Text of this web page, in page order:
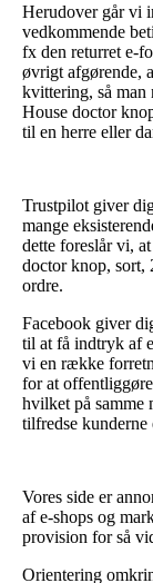
Herudover går vi
vedkommende
fx den returret e-
øvrigt afgørende,
kvittering, så man
House doctor
til en herre eller
Trustpilot giver
mange
dette foreslår vi,
doctor knop, sort,
ordre.
Facebook giver
til at få indtryk af
vi en række
for at
hvilket på samme
tilfredse kunderne
Vores side er
af e-shops og
provision for så
Orientering